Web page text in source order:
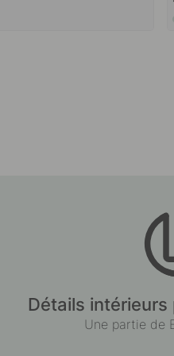
Détails
Une partie de